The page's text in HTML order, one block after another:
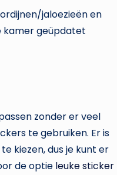
jaloezieën en
kamer geüpdatet
zonder er veel
te gebruiken. Er is
kiezen, dus je kunt er
de optie leuke sticker